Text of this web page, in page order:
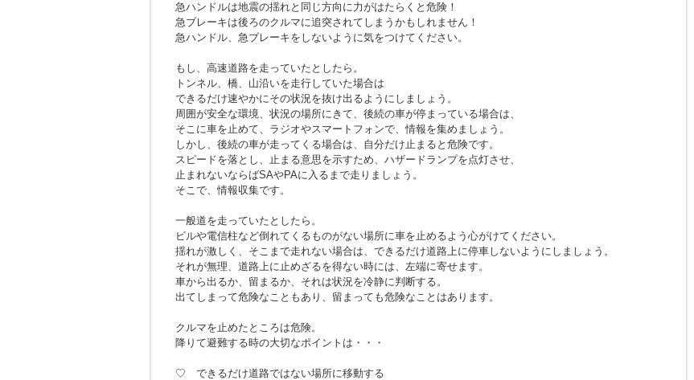
急ハンドルは地震の揺れと同じ方向に力がはたらくと危険！
急ブレーキは後ろのクルマに追突されてしまうかもしれません！
急ハンドル、急ブレーキをしないように気をつけてください。
もし、高速道路を走っていたとしたら。
トンネル、橋、山沿いを走行していた場合は
できるだけ速やかにその状況を抜け出るようにしましょう。
周囲が安全な環境、状況の場所にきて、後続の車が停まっている場合は、
そこに車を止めて、ラジオやスマートフォンで、情報を集めましょう。
しかし、後続の車が走ってくる場合は、自分だけ止まると危険です。
スピードを落とし、止まる意思を示すため、ハザードランプを点灯させ、
止まれないならばSAやPAに入るまで走りましょう。
そこで、情報収集です。
一般道を走っていたとしたら。
ビルや電信柱など倒れてくるものがない場所に車を止めるよう心がけてください。
揺れが激しく、そこまで走れない場合は、できるだけ道路上に停車しないようにしましょう。
それが無理、道路上に止めざるを得ない時には、左端に寄せます。
車から出るか、留まるか、それは状況を冷静に判断する。
出てしまって危険なこともあり、留まっても危険なことはあります。
クルマを止めたところは危険。
降りて避難する時の大切なポイントは・・・
♡ できるだけ道路ではない場所に移動する